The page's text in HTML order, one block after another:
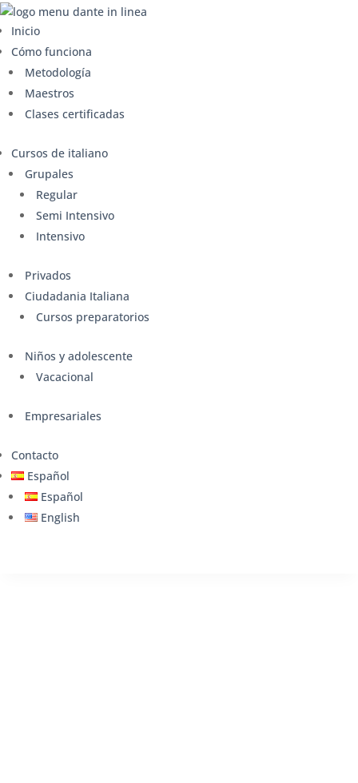
Inicio
Cómo funciona
Metodología
Maestros
Clases certificadas
Cursos de italiano
Grupales
Regular
Semi Intensivo
Intensivo
Privados
Ciudadania Italiana
Cursos preparatorios
Niños y adolescente
Vacacional
Empresariales
Contacto
Español
Español
English